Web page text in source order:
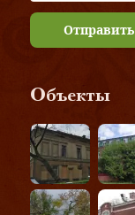
Отправить
Объекты